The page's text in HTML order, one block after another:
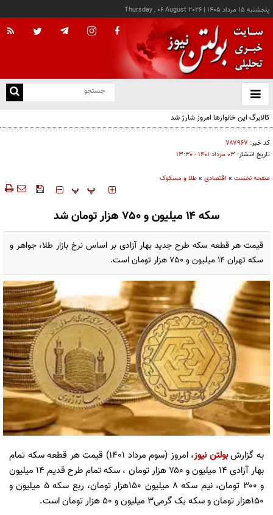
پنجشنبه ۱۵ مرداد ۱۴۰۵ |
Thursday , 06 August 2026
باز
و
کد خبر: ۷۸۷۹۶۷
تاریخ انتشار: ۰۳ مرداد ۱۴۰۱ - ۱۳:۳۰
صفحه نخست » اقتصادی »طلا و مسکوک
‍‍‍ پ پ
سکه ۱۴ میلیون و ۷۵۰ هزار تومان شد
قیمت هر قطعه سکه طرح جدید بهار آزادی بر اساس نرخ بازار طلا، جواهر و
سکه تهران ۱۴ میلیون و ۷۵۰ هزار تومان است.
به گزارشبولتن نیوز
، امروز (سوم مرداد ۱۴۰۱) قیمت هر قطعه سکه تمام
بهار آزادی ۱۴ میلیون و ۷۵۰ هزار تومان ، سکه تمام طرح قدیم ۱۴ میلیون
و ۳۰۰ تومان، نیم سکه ۸ میلیون ۱۵۰هزار تومان، ربع سکه ۵ میلیون و
۱۵۰هزار تومان و سکه یک گرمی۳ میلیون و ۵۰ هزار تومان است.